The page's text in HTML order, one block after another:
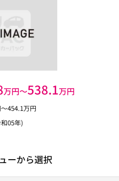
万円〜538.1万円
454.1万円
05年)
ーから選択